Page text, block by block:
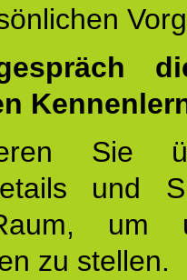
Sie
und
um
zu stellen.